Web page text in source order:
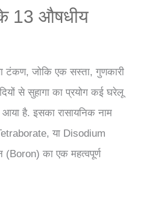
13 औषधीय
टंकण, जोकि एक सस्ता, गुणकारी
से सुहागा का प्रयोग कई घरेलू
है. इसका रासायनिक नाम
या Disodium
(Boron) का एक महत्वपूर्ण